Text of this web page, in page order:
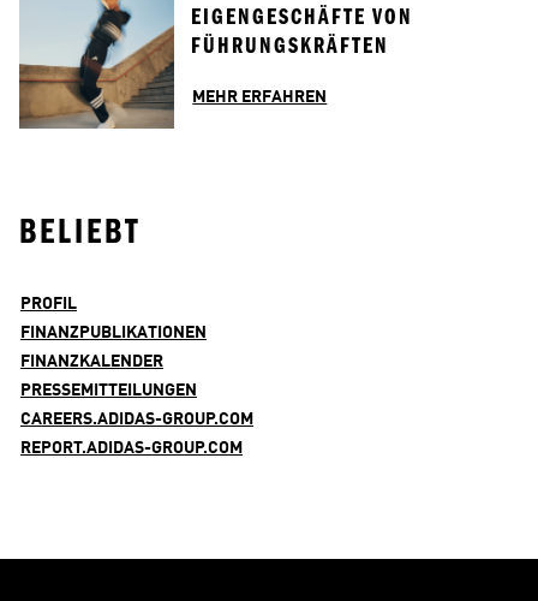
EIGENGESCHÄFTE VON
FÜHRUNGSKRÄFTEN
MEHR ERFAHREN
BELIEBT
PROFIL
FINANZPUBLIKATIONEN
FINANZKALENDER
PRESSEMITTEILUNGEN
CAREERS.ADIDAS-GROUP.COM
REPORT.ADIDAS-GROUP.COM